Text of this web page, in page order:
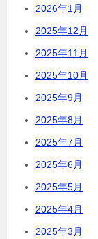
2026年1月
2025年12月
2025年11月
2025年10月
2025年9月
2025年8月
2025年7月
2025年6月
2025年5月
2025年4月
2025年3月